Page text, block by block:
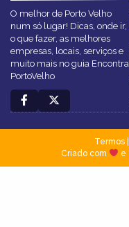
O melhor de Porto Velho
num só lugar! Dicas, onde ir,
o que fazer, as melhores
empresas, locais, serviços e
muito mais no guia Encontra
PortoVelho
Termos|
Criado com
e